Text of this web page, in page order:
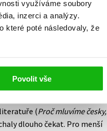
využíváme soubory
inzerci a analýzy.
které poté následovaly, že
Povolit vše
pro děti všech věkových
(Proč mluvíme česky,
dlouho čekat. Pro menší